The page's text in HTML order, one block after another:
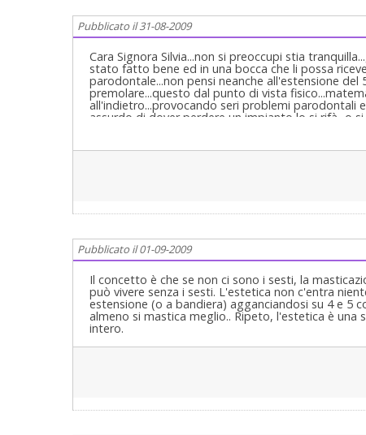
Pubblicato il 31-08-2009
Cara Signora Silvia...non si preoccupi stia
stato fatto bene ed in una bocca che li possa
parodontale...non pensi neanche all'estensione del
premolare...questo dal punto di vista
all'indietro...provocando seri problemi parodontali
assurdo di dover perdere un impianto lo si rifà...o
efficaci in riabilitazione orale...ma non un dente
Pubblicato il 01-09-2009
Il concetto è che se non ci sono i sesti, la
può vivere senza i sesti. L'estetica non c'entra
estensione (o a bandiera) agganciandosi su 4 e 5
almeno si mastica meglio.. Ripeto, l'estetica è
intero.